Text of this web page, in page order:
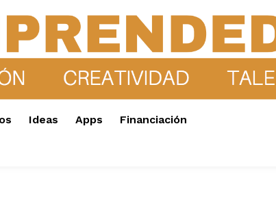
Ideas Apps Financiación